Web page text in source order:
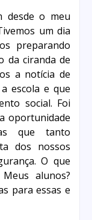
desde o meu
um dia
preparando
da ciranda de
a notícia de
escola e que
social. Foi
oportunidade
que tanto
dos nossos
O que
alunos?
para essas e